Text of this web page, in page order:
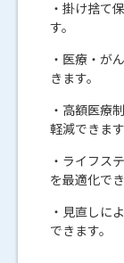
・掛け捨て
す。
・医療・が
きます。
・高額医療
軽減できます
・ライフス
を最適化でき
・見直しに
できます。